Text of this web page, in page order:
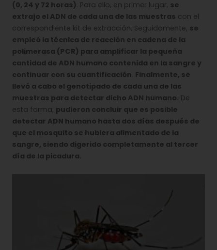
(0, 24 y 72 horas). Para ello, en primer lugar, se
extrajo el ADN de cada una de las muestras con el
correspondiente kit de extracción. Seguidamente, se
empleó la técnica de reacción en cadena de la
polimerasa (PCR) para amplificar la pequeña
cantidad de ADN humano contenida en la sangre y
continuar con su cuantificación. Finalmente, se
llevó a cabo el genotipado de cada una de las
muestras para detectar dicho ADN humano. De
esta forma, pudieron concluir que es posible
detectar ADN humano hasta dos días después de
que el mosquito se hubiera alimentado de la
sangre, siendo digerido completamente al tercer
día de la picadura.